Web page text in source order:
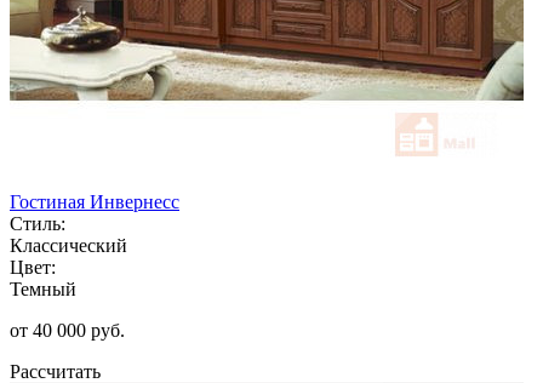
Гостиная Инвернесс
Стиль:
Классический
Цвет:
Темный
от 40 000 руб.
Рассчитать